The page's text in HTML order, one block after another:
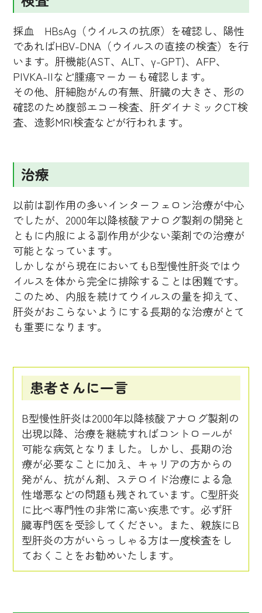
採血 HBsAg（ウイルスの抗原）を確認し、陽性
であればHBV-DNA（ウイルスの直接の検査）を行
います。肝機能(AST、ALT、γ-GPT)、AFP、
PIVKA-IIなど腫瘍マーカーも確認します。
その他、肝細胞がんの有無、肝臓の大きさ、形の
確認のため腹部エコー検査、肝ダイナミックCT検
査、造影MRI検査などが行われます。
治療
以前は副作用の多いインターフェロン治療が中心
でしたが、2000年以降核酸アナログ製剤の開発と
ともに内服による副作用が少ない薬剤での治療が
可能となっています。
しかしながら現在においてもB型慢性肝炎ではウ
イルスを体から完全に排除することは困難です。
このため、内服を続けてウイルスの量を抑えて、
肝炎がおこらないようにする長期的な治療がとて
も重要になります。
患者さんに一言
B型慢性肝炎は2000年以降核酸アナログ製剤の
出現以降、治療を継続すればコントロールが
可能な病気となりました。しかし、長期の治
療が必要なことに加え、キャリアの方からの
発がん、抗がん剤、ステロイド治療による急
性増悪などの問題も残されています。C型肝炎
に比べ専門性の非常に高い疾患です。必ず肝
臓専門医を受診してください。また、親族にB
型肝炎の方がいらっしゃる方は一度検査をし
ておくことをお勧めいたします。